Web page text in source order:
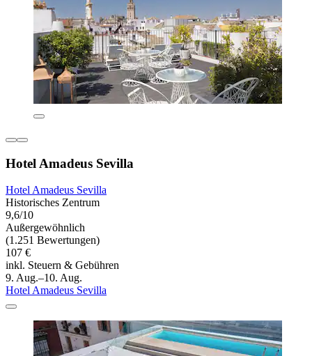
Hotel Amadeus Sevilla
Hotel Amadeus Sevilla
Historisches Zentrum
9,6/10
Außergewöhnlich
(1.251 Bewertungen)
107 €
inkl. Steuern & Gebühren
9. Aug.–10. Aug.
Hotel Amadeus Sevilla